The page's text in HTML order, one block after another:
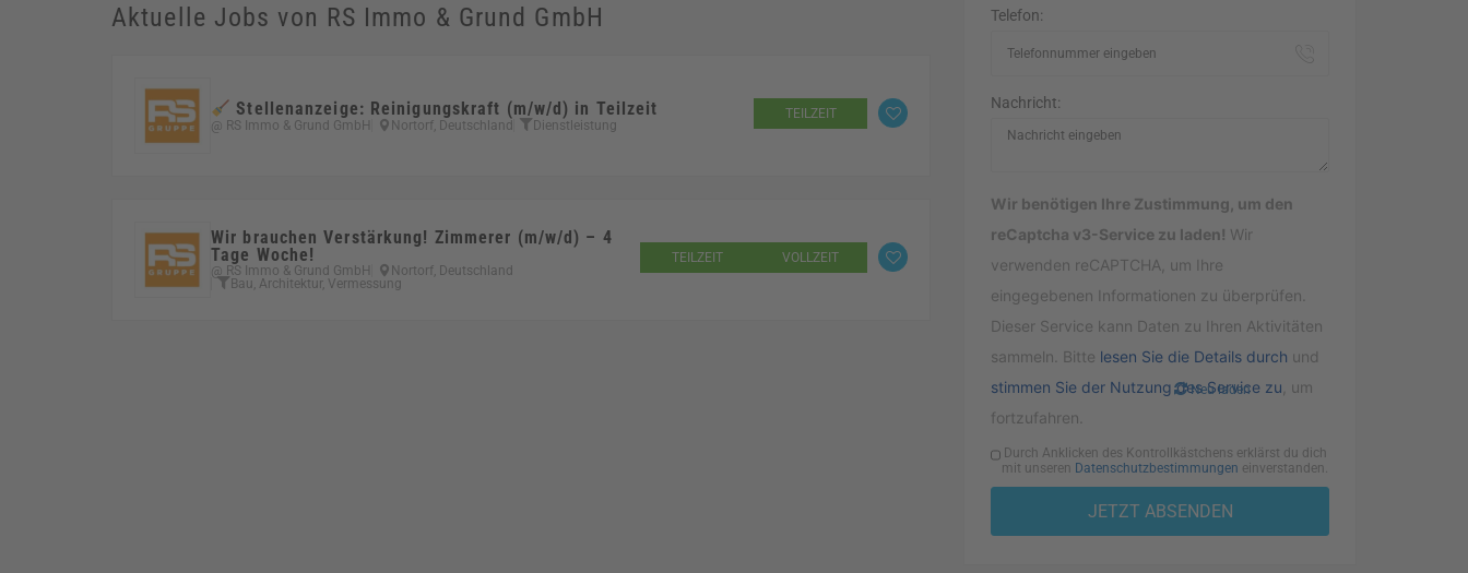
Aktuelle Jobs von RS Immo & Grund GmbH
Stellenanzeige: Reinigungskraft (m/w/d) in Teilzeit
@ RS Immo & Grund GmbH Nortorf, Deutschland Dienstleistung
TEILZEIT
Wir brauchen Verstärkung! Zimmerer (m/w/d) – 4
Tage Woche!
@ RS Immo & Grund GmbH
Nortorf, Deutschland
Bau, Architektur, Vermessung
TEILZEIT VOLLZEIT
Telefon:
Nachricht:
Wir benötigen Ihre Zustimmung, um den
reCaptcha v3-Service zu laden! Wir
verwenden reCAPTCHA, um Ihre
eingegebenen Informationen zu überprüfen.
Dieser Service kann Daten zu Ihren Aktivitäten
sammeln. Bitte lesen Sie die Details durch und
stimmen Sie der Nutzung des Service zu , um
fortzufahren.
Neu laden
Durch Anklicken des Kontrollkästchens erklärst du dich
mit unseren Datenschutzbestimmungen einverstanden.